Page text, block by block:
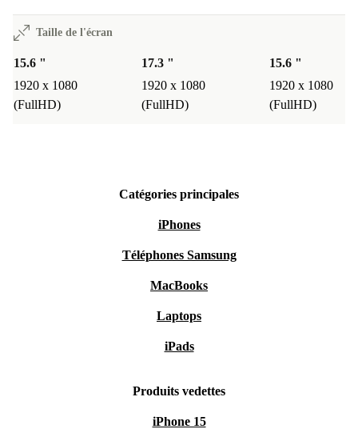
Taille de l'écran
15.6 "
1920 x 1080
(FullHD)
17.3 "
1920 x 1080
(FullHD)
15.6 "
1920 x 1080
(FullHD)
Catégories principales
iPhones
Téléphones Samsung
MacBooks
Laptops
iPads
Produits vedettes
iPhone 15